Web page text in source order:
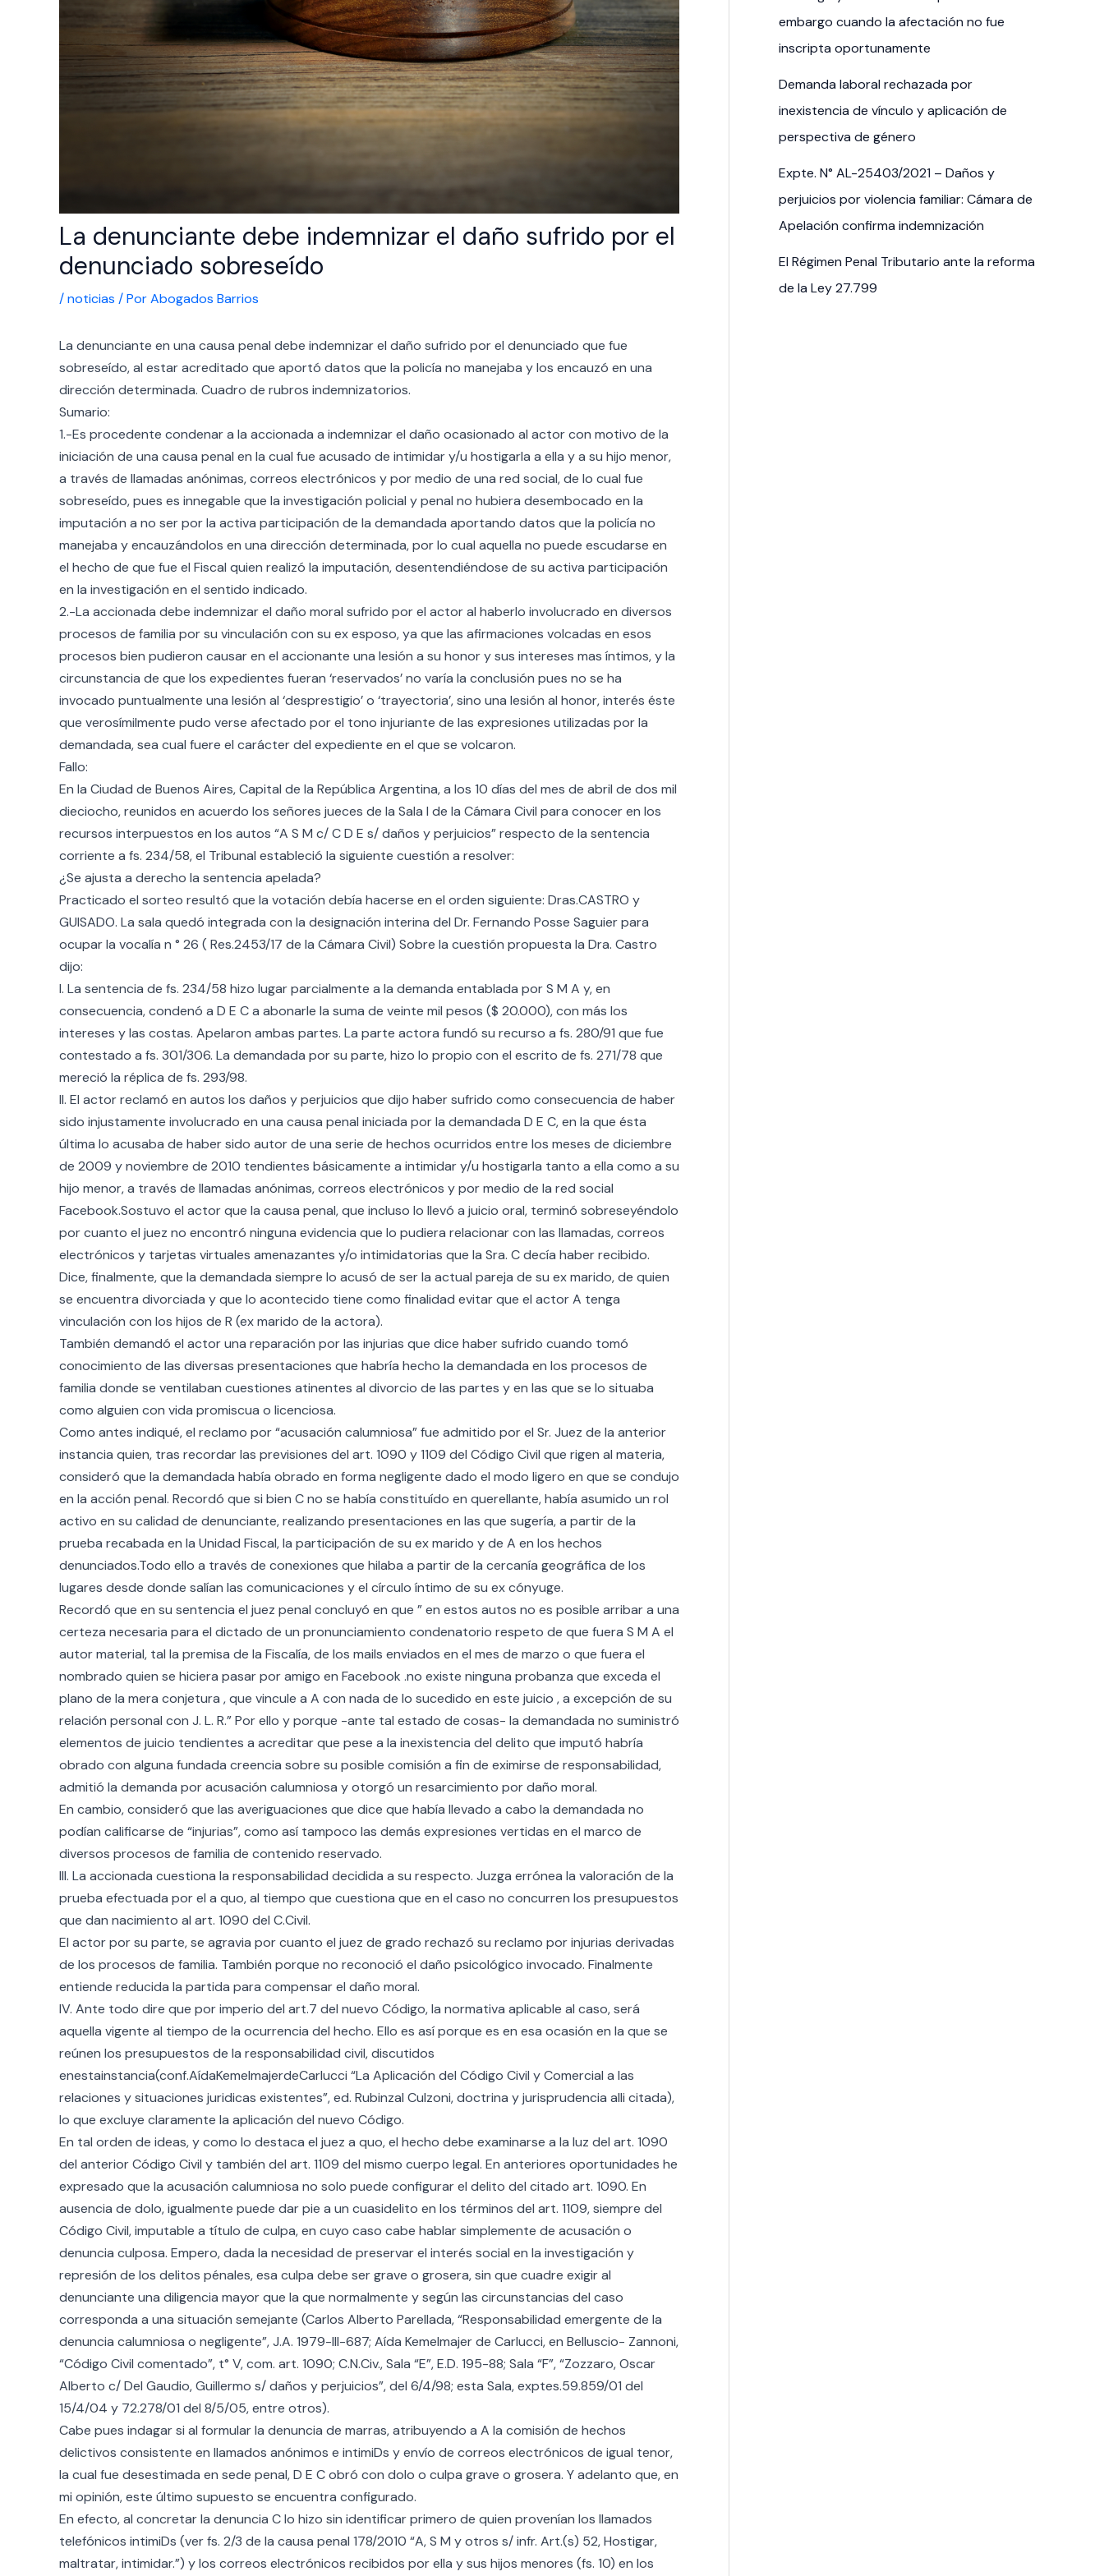
La denunciante debe indemnizar el daño sufrido por el
denunciado sobreseído
/noticias / PorAbogados Barrios
La denunciante en una causa penal debe indemnizar el daño sufrido por el denunciado que fue
sobreseído, al estar acreditado que aportó datos que la policía no manejaba y los encauzó en una
dirección determinada. Cuadro de rubros indemnizatorios.
Sumario:
1.-Es procedente condenar a la accionada a indemnizar el daño ocasionado al actor con motivo de la
iniciación de una causa penal en la cual fue acusado de intimidar y/u hostigarla a ella y a su hijo menor,
a través de llamadas anónimas, correos electrónicos y por medio de una red social, de lo cual fue
sobreseído, pues es innegable que la investigación policial y penal no hubiera desembocado en la
imputación a no ser por la activa participación de la demandada aportando datos que la policía no
manejaba y encauzándolos en una dirección determinada, por lo cual aquella no puede escudarse en
el hecho de que fue el Fiscal quien realizó la imputación, desentendiéndose de su activa participación
en la investigación en el sentido indicado.
2.-La accionada debe indemnizar el daño moral sufrido por el actor al haberlo involucrado en diversos
procesos de familia por su vinculación con su ex esposo, ya que las afirmaciones volcadas en esos
procesos bien pudieron causar en el accionante una lesión a su honor y sus intereses mas íntimos, y la
circunstancia de que los expedientes fueran ‘reservados’ no varía la conclusión pues no se ha
invocado puntualmente una lesión al ‘desprestigio’ o ‘trayectoria’, sino una lesión al honor, interés éste
que verosímilmente pudo verse afectado por el tono injuriante de las expresiones utilizadas por la
demandada, sea cual fuere el carácter del expediente en el que se volcaron.
Fallo:
En la Ciudad de Buenos Aires, Capital de la República Argentina, a los 10 días del mes de abril de dos mil
dieciocho, reunidos en acuerdo los señores jueces de la Sala I de la Cámara Civil para conocer en los
recursos interpuestos en los autos “A S M c/ C D E s/ daños y perjuicios” respecto de la sentencia
corriente a fs. 234/58, el Tribunal estableció la siguiente cuestión a resolver:
¿Se ajusta a derecho la sentencia apelada?
Practicado el sorteo resultó que la votación debía hacerse en el orden siguiente: Dras.CASTRO y
GUISADO. La sala quedó integrada con la designación interina del Dr. Fernando Posse Saguier para
ocupar la vocalía n ° 26 ( Res.2453/17 de la Cámara Civil) Sobre la cuestión propuesta la Dra. Castro
dijo:
I. La sentencia de fs. 234/58 hizo lugar parcialmente a la demanda entablada por S M A y, en
consecuencia, condenó a D E C a abonarle la suma de veinte mil pesos ($ 20.000), con más los
intereses y las costas. Apelaron ambas partes. La parte actora fundó su recurso a fs. 280/91 que fue
contestado a fs. 301/306. La demandada por su parte, hizo lo propio con el escrito de fs. 271/78 que
mereció la réplica de fs. 293/98.
II. El actor reclamó en autos los daños y perjuicios que dijo haber sufrido como consecuencia de haber
sido injustamente involucrado en una causa penal iniciada por la demandada D E C, en la que ésta
última lo acusaba de haber sido autor de una serie de hechos ocurridos entre los meses de diciembre
de 2009 y noviembre de 2010 tendientes básicamente a intimidar y/u hostigarla tanto a ella como a su
hijo menor, a través de llamadas anónimas, correos electrónicos y por medio de la red social
Facebook.Sostuvo el actor que la causa penal, que incluso lo llevó a juicio oral, terminó sobreseyéndolo
por cuanto el juez no encontró ninguna evidencia que lo pudiera relacionar con las llamadas, correos
electrónicos y tarjetas virtuales amenazantes y/o intimidatorias que la Sra. C decía haber recibido.
Dice, finalmente, que la demandada siempre lo acusó de ser la actual pareja de su ex marido, de quien
se encuentra divorciada y que lo acontecido tiene como finalidad evitar que el actor A tenga
vinculación con los hijos de R (ex marido de la actora).
También demandó el actor una reparación por las injurias que dice haber sufrido cuando tomó
conocimiento de las diversas presentaciones que habría hecho la demandada en los procesos de
familia donde se ventilaban cuestiones atinentes al divorcio de las partes y en las que se lo situaba
como alguien con vida promiscua o licenciosa.
Como antes indiqué, el reclamo por “acusación calumniosa” fue admitido por el Sr. Juez de la anterior
instancia quien, tras recordar las previsiones del art. 1090 y 1109 del Código Civil que rigen al materia,
consideró que la demandada había obrado en forma negligente dado el modo ligero en que se condujo
en la acción penal. Recordó que si bien C no se había constituído en querellante, había asumido un rol
activo en su calidad de denunciante, realizando presentaciones en las que sugería, a partir de la
prueba recabada en la Unidad Fiscal, la participación de su ex marido y de A en los hechos
denunciados.Todo ello a través de conexiones que hilaba a partir de la cercanía geográfica de los
lugares desde donde salían las comunicaciones y el círculo íntimo de su ex cónyuge.
Recordó que en su sentencia el juez penal concluyó en que ” en estos autos no es posible arribar a una
certeza necesaria para el dictado de un pronunciamiento condenatorio respeto de que fuera S M A el
autor material, tal la premisa de la Fiscalía, de los mails enviados en el mes de marzo o que fuera el
nombrado quien se hiciera pasar por amigo en Facebook .no existe ninguna probanza que exceda el
plano de la mera conjetura , que vincule a A con nada de lo sucedido en este juicio , a excepción de su
relación personal con J. L. R.” Por ello y porque -ante tal estado de cosas- la demandada no suministró
elementos de juicio tendientes a acreditar que pese a la inexistencia del delito que imputó habría
obrado con alguna fundada creencia sobre su posible comisión a fin de eximirse de responsabilidad,
admitió la demanda por acusación calumniosa y otorgó un resarcimiento por daño moral.
En cambio, consideró que las averiguaciones que dice que había llevado a cabo la demandada no
podían calificarse de “injurias”, como así tampoco las demás expresiones vertidas en el marco de
diversos procesos de familia de contenido reservado.
III. La accionada cuestiona la responsabilidad decidida a su respecto. Juzga errónea la valoración de la
prueba efectuada por el a quo, al tiempo que cuestiona que en el caso no concurren los presupuestos
que dan nacimiento al art. 1090 del C.Civil.
El actor por su parte, se agravia por cuanto el juez de grado rechazó su reclamo por injurias derivadas
de los procesos de familia. También porque no reconoció el daño psicológico invocado. Finalmente
entiende reducida la partida para compensar el daño moral.
IV. Ante todo dire que por imperio del art.7 del nuevo Código, la normativa aplicable al caso, será
aquella vigente al tiempo de la ocurrencia del hecho. Ello es así porque es en esa ocasión en la que se
reúnen los presupuestos de la responsabilidad civil, discutidos
enestainstancia(conf.AídaKemelmajerdeCarlucci “La Aplicación del Código Civil y Comercial a las
relaciones y situaciones juridicas existentes”, ed. Rubinzal Culzoni, doctrina y jurisprudencia alli citada),
lo que excluye claramente la aplicación del nuevo Código.
En tal orden de ideas, y como lo destaca el juez a quo, el hecho debe examinarse a la luz del art. 1090
del anterior Código Civil y también del art. 1109 del mismo cuerpo legal. En anteriores oportunidades he
expresado que la acusación calumniosa no solo puede configurar el delito del citado art. 1090. En
ausencia de dolo, igualmente puede dar pie a un cuasidelito en los términos del art. 1109, siempre del
Código Civil, imputable a título de culpa, en cuyo caso cabe hablar simplemente de acusación o
denuncia culposa. Empero, dada la necesidad de preservar el interés social en la investigación y
represión de los delitos pénales, esa culpa debe ser grave o grosera, sin que cuadre exigir al
denunciante una diligencia mayor que la que normalmente y según las circunstancias del caso
corresponda a una situación semejante (Carlos Alberto Parellada, “Responsabilidad emergente de la
denuncia calumniosa o negligente”, J.A. 1979-III-687; Aída Kemelmajer de Carlucci, en Belluscio- Zannoni,
“Código Civil comentado”, t° V, com. art. 1090; C.N.Civ., Sala “E”, E.D. 195-88; Sala “F”, “Zozzaro, Oscar
Alberto c/ Del Gaudio, Guillermo s/ daños y perjuicios”, del 6/4/98; esta Sala, exptes.59.859/01 del
15/4/04 y 72.278/01 del 8/5/05, entre otros).
Cabe pues indagar si al formular la denuncia de marras, atribuyendo a A la comisión de hechos
delictivos consistente en llamados anónimos e intimiDs y envío de correos electrónicos de igual tenor,
la cual fue desestimada en sede penal, D E C obró con dolo o culpa grave o grosera. Y adelanto que, en
mi opinión, este último supuesto se encuentra configurado.
En efecto, al concretar la denuncia C lo hizo sin identificar primero de quien provenían los llamados
telefónicos intimiDs (ver fs. 2/3 de la causa penal 178/2010 “A, S M y otros s/ infr. Art.(s) 52, Hostigar,
maltratar, intimidar.”) y los correos electrónicos recibidos por ella y sus hijos menores (fs. 10) en los
embargo cuando la afectación no fue
inscripta oportunamente
Demanda laboral rechazada por
inexistencia de vínculo y aplicación de
perspectiva de género
Expte. N° AL-25403/2021 – Daños y
perjuicios por violencia familiar: Cámara de
Apelación confirma indemnización
El Régimen Penal Tributario ante la reforma
de la Ley 27.799